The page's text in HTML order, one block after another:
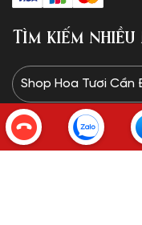
Tìm kiếm
Shop Hoa Tươi Cần